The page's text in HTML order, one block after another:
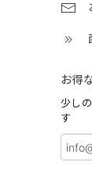
お得
少し
す